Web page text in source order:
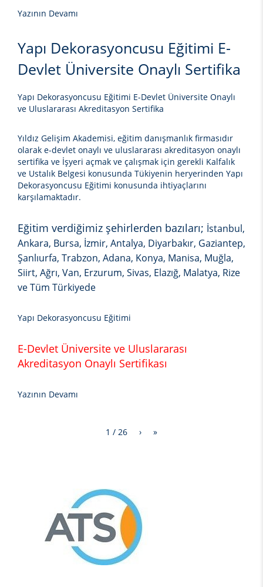
Yazının Devamı
Yapı Dekorasyoncusu Eğitimi E-
Devlet Üniversite Onaylı Sertifika
Yapı Dekorasyoncusu Eğitimi E-Devlet Üniversite Onaylı
ve Uluslararası Akreditasyon Sertifika
Yıldız Gelişim Akademisi, eğitim danışmanlık firmasıdır
olarak e-devlet onaylı ve uluslararası akreditasyon onaylı
sertifika ve İşyeri açmak ve çalışmak için gerekli Kalfalık
ve Ustalık Belgesi konusunda Tükiyenin heryerinden Yapı
Dekorasyoncusu Eğitimi konusunda ihtiyaçlarını
karşılamaktadır.
Eğitim verdiğimiz şehirlerden bazıları; İstanbul,
Ankara, Bursa, İzmir, Antalya, Diyarbakır, Gaziantep,
Şanlıurfa, Trabzon, Adana, Konya, Manisa, Muğla,
Siirt, Ağrı, Van, Erzurum, Sivas, Elazığ, Malatya, Rize
ve Tüm Türkiyede
Yapı Dekorasyoncusu Eğitimi
E-Devlet Üniversite ve Uluslararası
Akreditasyon Onaylı Sertifikası
Yazının Devamı
1 / 26 › »